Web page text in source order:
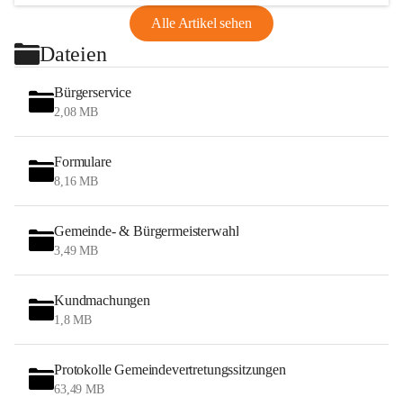
Alle Artikel sehen
Dateien
Bürgerservice
2,08 MB
Formulare
8,16 MB
Gemeinde- & Bürgermeisterwahl
3,49 MB
Kundmachungen
1,8 MB
Protokolle Gemeindevertretungssitzungen
63,49 MB